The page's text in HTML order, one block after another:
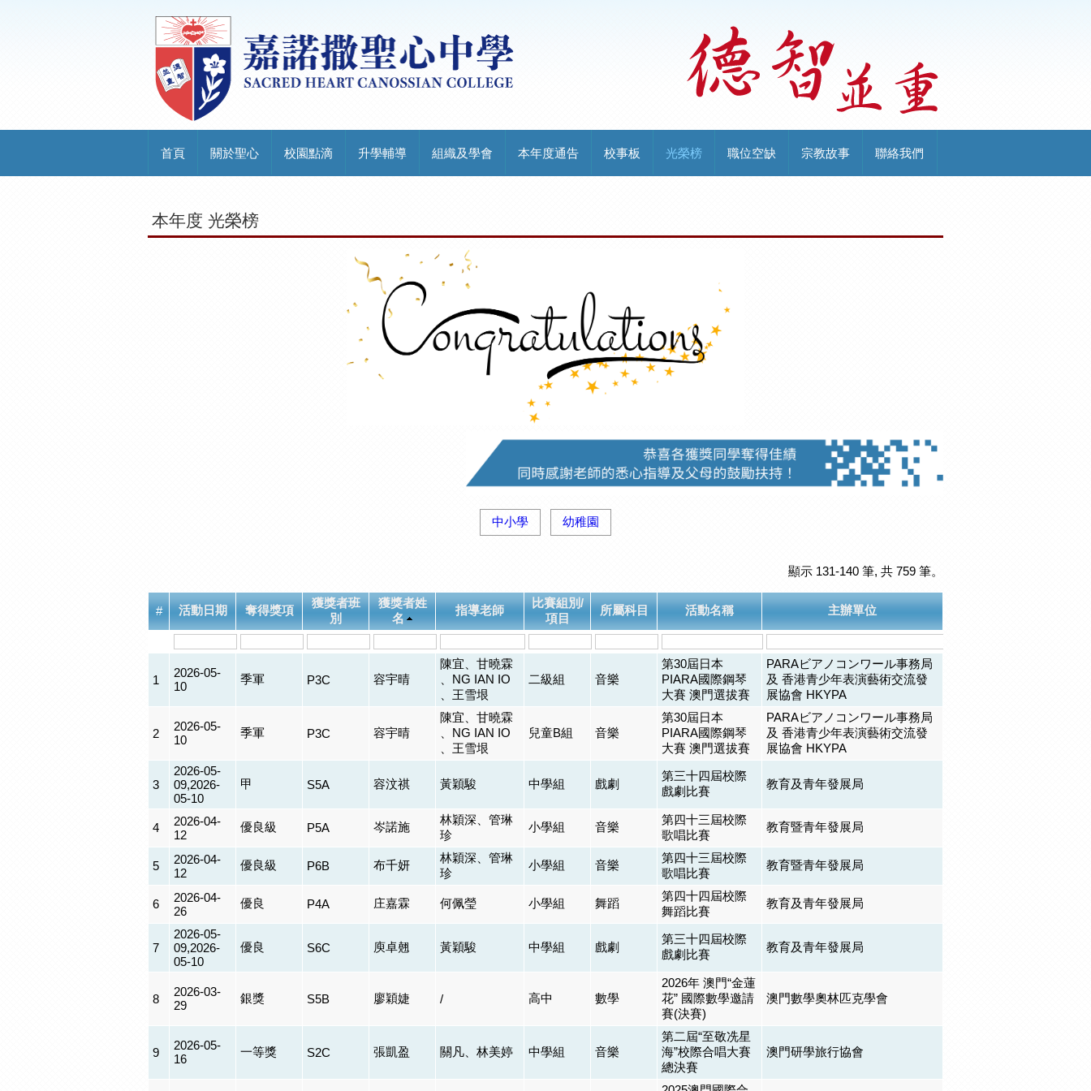
首頁 關於聖心 校園點滴 升學輔導 組織及學會 本年度通告 校事板 光榮榜 職位空缺 宗教故事 聯絡我們
本年度 光榮榜
中小學 幼稚園
顯示 131-140 筆, 共 759 筆。
# 活動日期 奪得獎項
獲獎者班
別
獲獎者姓
名
指導老師
比賽組別/
項目
所屬科目 活動名稱 主辦單位
1
2026-05-
10
季軍 P3C 容宇晴
陳宜、甘曉霖
、NG IAN IO
、王雪垠
二級組 音樂
第30屆日本
PIARA國際鋼琴
大賽 澳門選拔賽
PARAビアノコンワール事務局
及 香港青少年表演藝術交流發
展協會 HKYPA
2
2026-05-
10
季軍 P3C 容宇晴
陳宜、甘曉霖
、NG IAN IO
、王雪垠
兒童B組 音樂
第30屆日本
PIARA國際鋼琴
大賽 澳門選拔賽
PARAビアノコンワール事務局
及 香港青少年表演藝術交流發
展協會 HKYPA
3
2026-05-
09,2026-
05-10
甲 S5A 容汶祺 黃穎駿 中學組 戲劇
第三十四屆校際
戲劇比賽
教育及青年發展局
4
2026-04-
12
優良級 P5A 岑諾施
林穎深、管琳
珍
小學組 音樂
第四十三屆校際
歌唱比賽
教育暨青年發展局
5
2026-04-
12
優良級 P6B 布千妍
林穎深、管琳
珍
小學組 音樂
第四十三屆校際
歌唱比賽
教育暨青年發展局
6
2026-04-
26
優良 P4A 庄嘉霖 何佩瑩 小學組 舞蹈
第四十四屆校際
舞蹈比賽
教育及青年發展局
7
2026-05-
09,2026-
05-10
優良 S6C 庾卓翹 黃穎駿 中學組 戲劇
第三十四屆校際
戲劇比賽
教育及青年發展局
8
2026-03-
29
銀獎 S5B 廖穎婕 / 高中 數學
2026年 澳門“金蓮
花” 國際數學邀請
賽(決賽)
澳門數學奧林匹克學會
9
2026-05-
16
一等獎 S2C 張凱盈 關凡、林美婷 中學組 音樂
第二屆“至敬冼星
海”校際合唱大賽
總決賽
澳門研學旅行協會